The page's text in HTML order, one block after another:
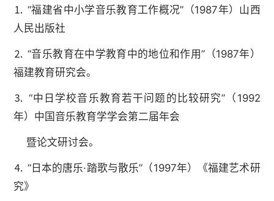
⒈ “福建省中小学音乐教育工作概况”（1987年）山西
人民出版社
⒉ “音乐教育在中学教育中的地位和作用”（1987年）
福建教育研究会。
⒊ “中日学校音乐教育若干问题的比较研究”（1992
年）中国音乐教育学学会第二届年会
暨论文研讨会。
⒋ “日本的唐乐·踏歌与散乐”（1997年）《福建艺术研
究》